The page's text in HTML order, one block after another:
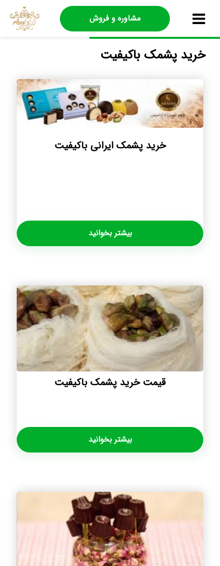
مشاوره و فروش
خرید پشمک باکیفیت
خرید پشمک ایرانی باکیفیت
بیشتر بخوانید
قیمت خرید پشمک باکیفیت
بیشتر بخوانید